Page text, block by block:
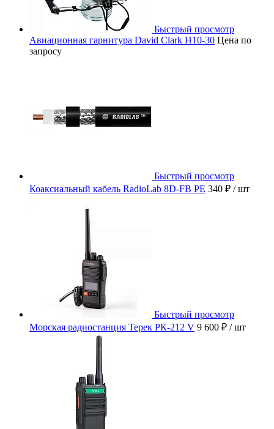
Быстрый просмотр
Авиационная гарнитура David Clark H10-30 Цена по
запросу
Быстрый просмотр
Коаксиальный кабель RadioLab 8D-FB PE 340 ₽ / шт
Быстрый просмотр
Морская радиостанция Терек РК-212 V 9 600 ₽ / шт